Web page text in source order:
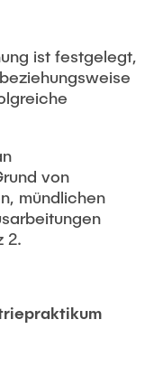
ist festgelegt,
von
mündlichen
2.